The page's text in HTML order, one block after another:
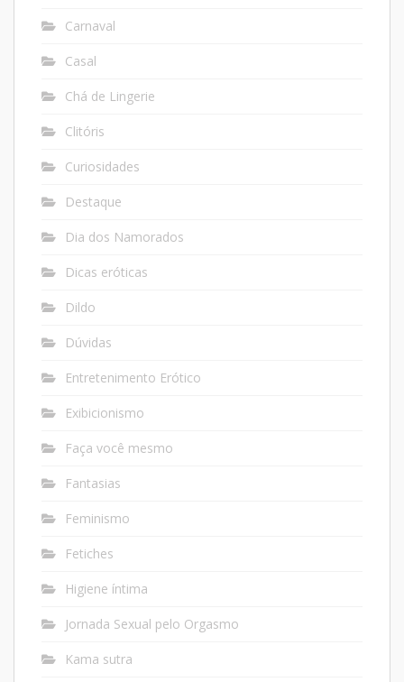
Carnaval
Casal
Chá de Lingerie
Clitóris
Curiosidades
Destaque
Dia dos Namorados
Dicas eróticas
Dildo
Dúvidas
Entretenimento Erótico
Exibicionismo
Faça você mesmo
Fantasias
Feminismo
Fetiches
Higiene íntima
Jornada Sexual pelo Orgasmo
Kama sutra